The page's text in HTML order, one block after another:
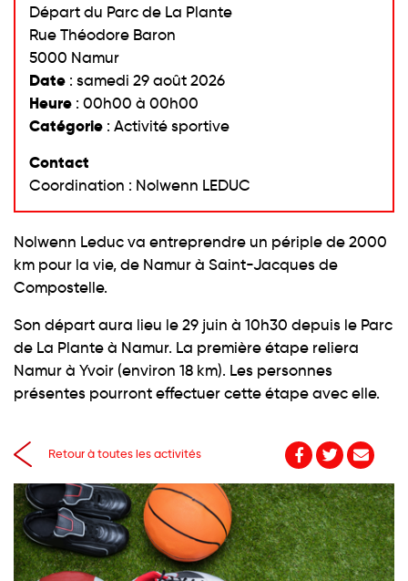
Départ du Parc de La Plante
Rue Théodore Baron
5000 Namur
Date : samedi 29 août 2026
Heure : 00h00 à 00h00
Catégorie : Activité sportive
Contact
Coordination : Nolwenn LEDUC
Nolwenn Leduc va entreprendre un périple de 2000
km pour la vie, de Namur à Saint-Jacques de
Compostelle.
Son départ aura lieu le 29 juin à 10h30 depuis le Parc
de La Plante à Namur. La première étape reliera
Namur à Yvoir (environ 18 km). Les personnes
présentes pourront effectuer cette étape avec elle.
Retour à toutes les activités